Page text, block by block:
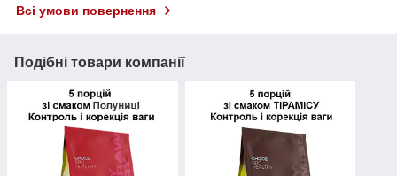
Всі умови повернення
Подібні товари компанії